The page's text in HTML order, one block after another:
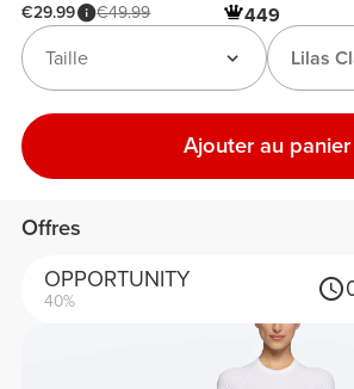
€29.99 €49.99 449
Lilas
Taille
Ajouter au panier
Offres
OPPORTUNITY
40%